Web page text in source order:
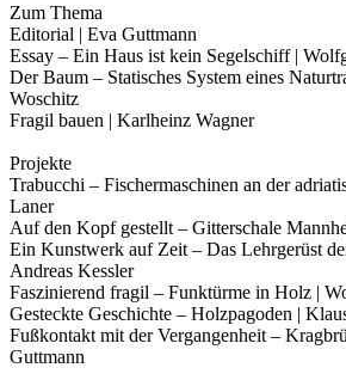
Zum Thema
Editorial | Eva Guttmann
Essay – Ein Haus ist kein Segelschiff |
Der Baum – Statisches System eines
Woschitz
Fragil bauen | Karlheinz Wagner
Projekte
Trabucchi – Fischermaschinen an der
Laner
Auf den Kopf gestellt – Gitterschale
Ein Kunstwerk auf Zeit – Das Lehrgerüst
Andreas Kessler
Faszinierend fragil – Funktürme in Holz |
Gesteckte Geschichte – Holzpagoden |
Fußkontakt mit der Vergangenheit –
Guttmann